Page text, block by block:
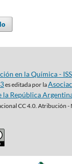
en la Química -
es editada por la
la República
CC 4.0. Atribución -